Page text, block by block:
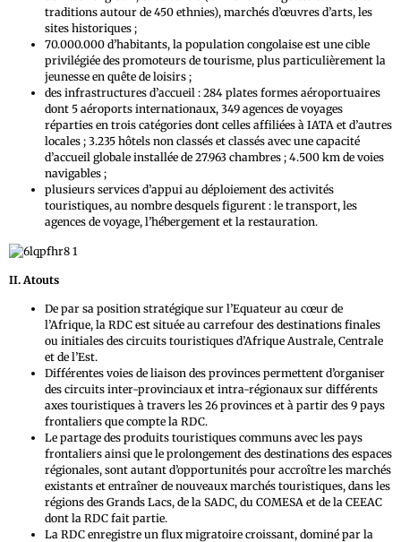
traditions autour de 450 ethnies), marchés d’œuvres d’arts, les
sites historiques ;
70.000.000 d’habitants, la population congolaise est une cible
privilégiée des promoteurs de tourisme, plus particulièrement la
jeunesse en quête de loisirs ;
des infrastructures d’accueil : 284 plates formes aéroportuaires
dont 5 aéroports internationaux, 349 agences de voyages
réparties en trois catégories dont celles affiliées à IATA et d’autres
locales ; 3.235 hôtels non classés et classés avec une capacité
d’accueil globale installée de 27.963 chambres ; 4.500 km de voies
navigables ;
plusieurs services d’appui au déploiement des activités
touristiques, au nombre desquels figurent : le transport, les
agences de voyage, l’hébergement et la restauration.
II. Atouts
De par sa position stratégique sur l’Equateur au cœur de
l’Afrique, la RDC est située au carrefour des destinations finales
ou initiales des circuits touristiques d’Afrique Australe, Centrale
et de l’Est.
Différentes voies de liaison des provinces permettent d’organiser
des circuits inter-provinciaux et intra-régionaux sur différents
axes touristiques à travers les 26 provinces et à partir des 9 pays
frontaliers que compte la RDC.
Le partage des produits touristiques communs avec les pays
frontaliers ainsi que le prolongement des destinations des espaces
régionales, sont autant d’opportunités pour accroître les marchés
existants et entraîner de nouveaux marchés touristiques, dans les
régions des Grands Lacs, de la SADC, du COMESA et de la CEEAC
dont la RDC fait partie.
La RDC enregistre un flux migratoire croissant, dominé par la